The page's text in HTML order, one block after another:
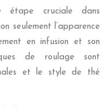
étape cruciale dans
seulement l’apparence
en infusion et son
de roulage sont
et le style de thé